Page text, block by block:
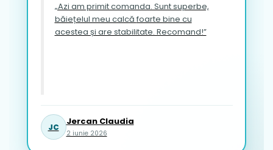
„Azi am primit comanda. Sunt superbe,
băiețelul meu calcă foarte bine cu
acestea și are stabilitate. Recomand!”
JC
Jercan Claudia
2 iunie 2026